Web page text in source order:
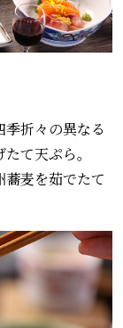
折々の異なる
て天ぷら。
麦を茹でたて